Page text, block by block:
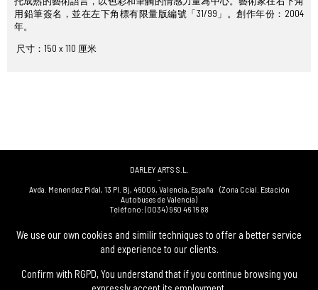
We use our own cookies and similir techniques to offer a better service
and experience to our clients.
Confirm with RGPD, You understand that if you continue browsing you
用鉛筆簽名，並在左下角標有限量版編號「31/99」。創作年份：2004
年。
尺寸：150 x 110 厘米
DARLEY ARTS S.L.
-
Avda. Menendez Pidal, 13 Pl. Bj, 46009, Valencia, España (Zona Ccial. Estación
Autobuses de Valencia)
Teléfono:(0034) 960 46 16 88
(0034) 963 40 48 21
-
(0034) 669 53 68 89 (solo WhatsApp)
info@subastasdarley.com